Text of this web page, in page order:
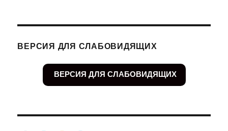
ВЕРСИЯ ДЛЯ СЛАБОВИДЯЩИХ
ВЕРСИЯ ДЛЯ СЛАБОВИДЯЩИХ